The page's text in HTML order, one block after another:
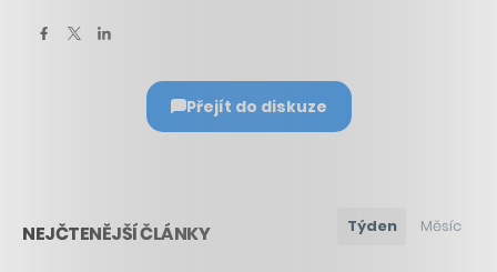
Přejít do diskuze
NEJČTENĚJŠÍ ČLÁNKY Týden Měsíc